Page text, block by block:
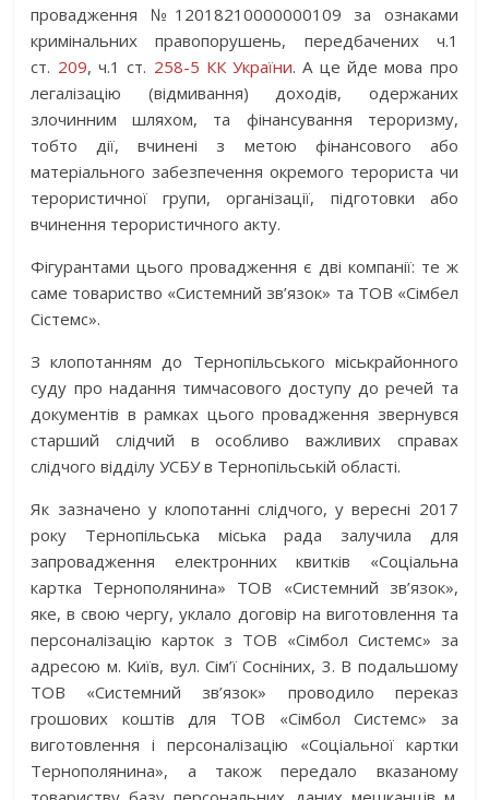
провадження №12018210000000109 за ознаками
кримінальних правопорушень, передбачених ч.1
ст. 209, ч.1 ст. 258-5 КК України. А це йде мова про
легалізацію (відмивання) доходів, одержаних
злочинним шляхом, та фінансування тероризму,
тобто дії, вчинені з метою фінансового або
матеріального забезпечення окремого терориста чи
терористичної групи, організації, підготовки або
вчинення терористичного акту.
Фігурантами цього провадження є дві компанії: те ж
саме товариство «Системний зв’язок» та ТОВ «Сімбел
Сістемс».
З клопотанням до Тернопільського міськрайонного
суду про надання тимчасового доступу до речей та
документів в рамках цього провадження звернувся
старший слідчий в особливо важливих справах
слідчого відділу УСБУ в Тернопільській області.
Як зазначено у клопотанні слідчого, у вересні 2017
року Тернопільська міська рада залучила для
запровадження електронних квитків «Соціальна
картка Тернополянина» TOB «Системний зв’язок»,
яке, в свою чергу, уклало договір на виготовлення та
персоналізацію карток з TOB «Сімбол Системс» за
адресою м. Київ, вул. Сім’ї Сосніних, 3. В подальшому
TOB «Системний зв’язок» проводило переказ
грошових коштів для TOB «Сімбол Системс» за
виготовлення і персоналізацію «Соціальної картки
Тернополянина», а також передало вказаному